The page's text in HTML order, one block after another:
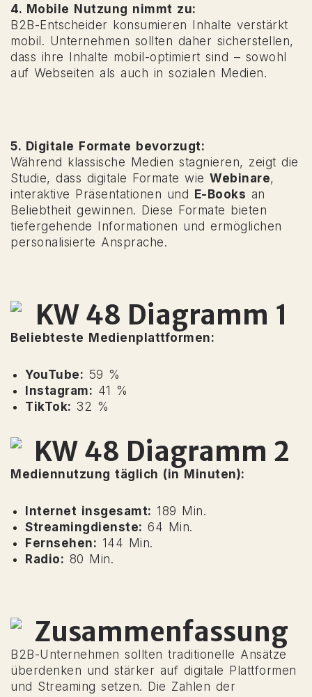
4. Mobile Nutzung nimmt zu:
B2B-Entscheider konsumieren Inhalte verstärkt
mobil. Unternehmen sollten daher sicherstellen,
dass ihre Inhalte mobil-optimiert sind – sowohl
auf Webseiten als auch in sozialen Medien.
5. Digitale Formate bevorzugt:
Während klassische Medien stagnieren, zeigt die
Studie, dass digitale Formate wie Webinare,
interaktive Präsentationen und
E-Books an
Beliebtheit gewinnen. Diese Formate bieten
tiefergehende Informationen und ermöglichen
personalisierte Ansprache.
Beliebteste Medienplattformen:
YouTube: 59 %
Instagram: 41 %
TikTok: 32 %
Mediennutzung täglich (in Minuten):
Internet insgesamt: 189 Min.
Streamingdienste: 64 Min.
Fernsehen: 144 Min.
Radio: 80 Min.
B2B-Unternehmen sollten traditionelle Ansätze
überdenken und stärker auf digitale Plattformen
und Streaming setzen. Die Zahlen der